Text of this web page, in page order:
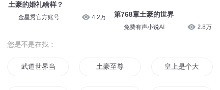
土豪的婚礼啥样？
金星秀官方账号 4.2万 第768章土豪的世界
免费有声小说AI 2.8万
您是不是在找：
武道世界当土豪 土豪至尊 皇上是个大土豪